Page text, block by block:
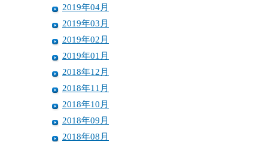
2019年04月
2019年03月
2019年02月
2019年01月
2018年12月
2018年11月
2018年10月
2018年09月
2018年08月